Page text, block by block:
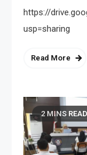
https://
usp=sharing
Read More
2 MINS READ